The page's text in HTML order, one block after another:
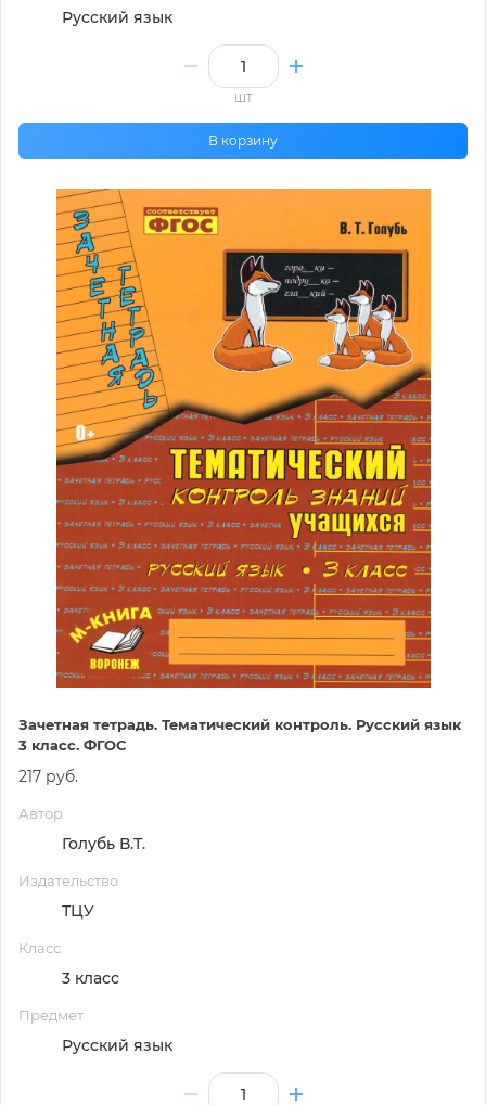
Русский язык
шт
В корзину
Зачетная тетрадь. Тематический контроль. Русский язык
3 класс. ФГОС
217 руб.
Автор
Голубь В.Т.
Издательство
ТЦУ
Класс
3 класс
Предмет
Русский язык